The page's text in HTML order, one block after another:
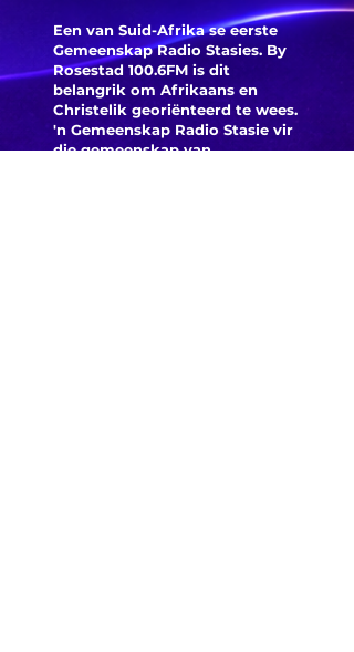
Een van Suid-Afrika se eerste
Gemeenskap Radio Stasies. By
Rosestad 100.6FM is dit
belangrik om Afrikaans en
Christelik georiënteerd te wees.
'n Gemeenskap Radio Stasie vir
die gemeenskap van